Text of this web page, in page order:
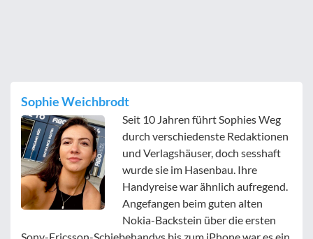
Sophie Weichbrodt
Seit 10 Jahren führt Sophies Weg
durch verschiedenste Redaktionen
und Verlagshäuser, doch sesshaft
wurde sie im Hasenbau. Ihre
Handyreise war ähnlich aufregend.
Angefangen beim guten alten
Nokia-Backstein über die ersten
Sony-Ericsson-Schiebehandys bis zum iPhone war es ein